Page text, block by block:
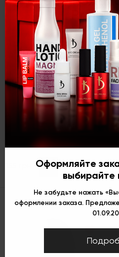
Выберите язык
Укр Рус
(0)
Aquamarine (AQ), 7 мл
Гель-лак № AQ 100, 7 мл
Купить
Оформляйте
выбирайте
Не забудьте нажать
оформлении заказа.